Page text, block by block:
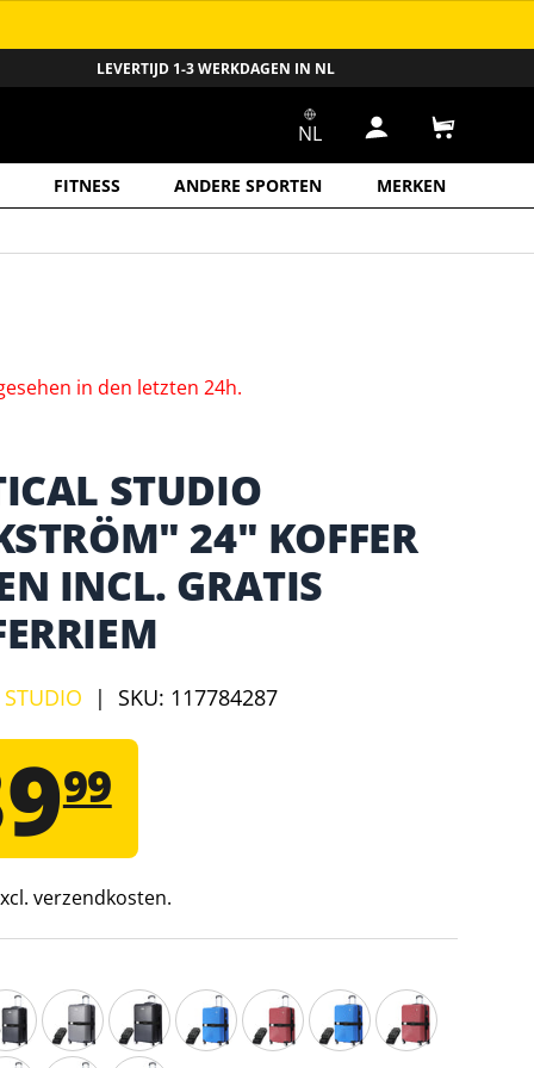
LEVERTIJD 1-3 WERKDAGEN IN NL
FITNESS ANDERE SPORTEN MERKEN
NL Inloggen
inden letzten24h.
STUDIO
24" KOFFER
INCL. GRATIS
STUDIO | SKU: 117784287
99
verzendkosten.